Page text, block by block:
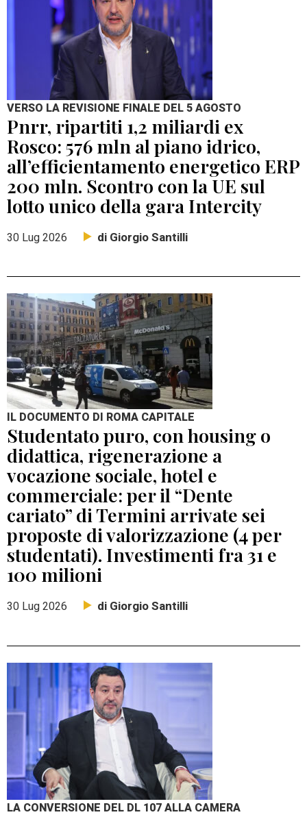
VERSO LA REVISIONE FINALE DEL 5 AGOSTO
Pnrr, ripartiti 1,2 miliardi ex
Rosco: 576 mln al piano idrico,
all’efficientamento energetico ERP
200 mln. Scontro con la UE sul
lotto unico della gara Intercity
30 Lug 2026 di Giorgio Santilli
IL DOCUMENTO DI ROMA CAPITALE
Studentato puro, con housing o
didattica, rigenerazione a
vocazione sociale, hotel e
commerciale: per il “Dente
cariato” di Termini arrivate sei
proposte di valorizzazione (4 per
studentati). Investimenti fra 31 e
100 milioni
30 Lug 2026 di Giorgio Santilli
LA CONVERSIONE DEL DL 107 ALLA CAMERA